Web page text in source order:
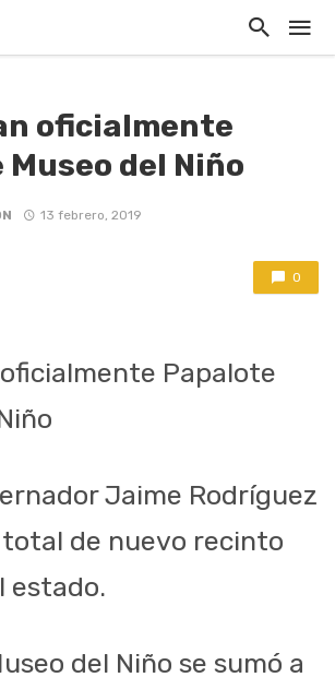
oficialmente
del Niño
13 febrero, 2019
0
Papalote
Jaime Rodríguez
de nuevo recinto
estado.
del Niño se sumó a